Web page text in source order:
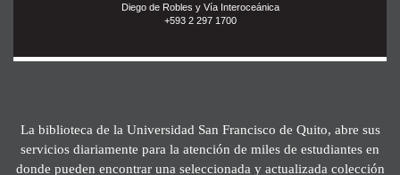
Diego de Robles y Vía Interoceánica
+593 2 297 1700
La biblioteca de la Universidad San Francisco de Quito, abre sus
servicios diariamente para la atención de miles de estudiantes en
donde pueden encontrar una seleccionada y actualizada colección